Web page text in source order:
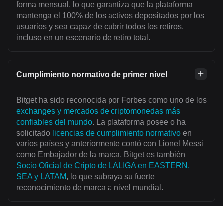
forma mensual, lo que garantiza que la plataforma
mantenga el 100% de los activos depositados por los
usuarios y sea capaz de cubrir todos los retiros,
incluso en un escenario de retiro total.
Cumplimiento normativo de primer nivel
Bitget ha sido reconocida por Forbes como uno de los
exchanges y mercados de criptomonedas más
confiables del mundo. La plataforma posee o ha
solicitado licencias de cumplimiento normativo en
varios países y anteriormente contó con Lionel Messi
como Embajador de la marca. Bitget es también
Socio Oficial de Cripto de LALIGA en EASTERN,
SEA y LATAM, lo que subraya su fuerte
reconocimiento de marca a nivel mundial.